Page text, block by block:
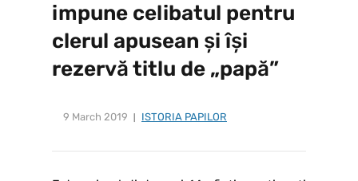
impune celibatul pentru
clerul apusean și își
rezervă titlu de „papă”
9 March 2019 ISTORIA PAPILOR